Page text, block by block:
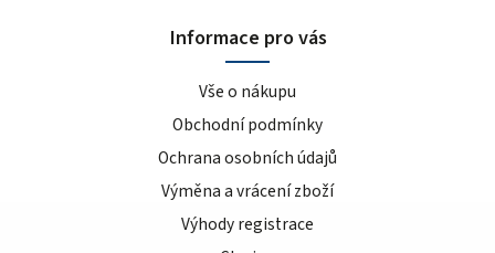
Informace pro vás
Vše o nákupu
Obchodní podmínky
Ochrana osobních údajů
Výměna a vrácení zboží
Výhody registrace